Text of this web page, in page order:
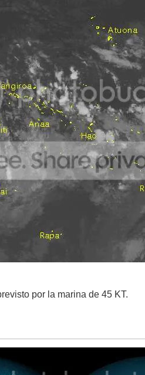
por la marina de 45 KT.